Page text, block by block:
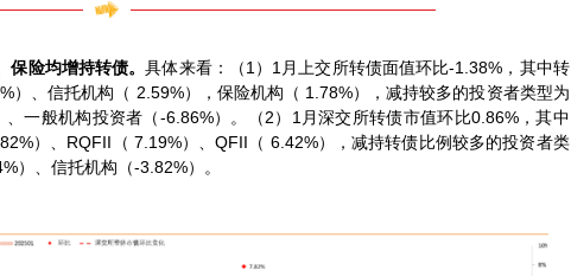
保险均增持转债。具体来看：（1）1月上交所转债面值环比-1.38%，其中转
）、信托机构（ 2.59%），保险机构（ 1.78%），减持较多的投资者类型为
一般机构投资者（-6.86%）。（2）1月深交所转债市值环比0.86%，其中
）、RQFII（ 7.19%）、QFII（ 6.42%），减持转债比例较多的投资者类
）、信托机构（-3.82%）。